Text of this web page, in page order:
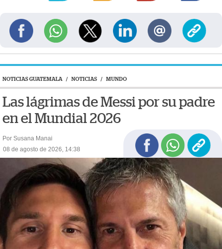
NOTICIAS GUATEMALA / NOTICIAS / MUNDO
Las lágrimas de Messi por su padre
en el Mundial 2026
Por Susana Manai
08 de agosto de 2026, 14:38